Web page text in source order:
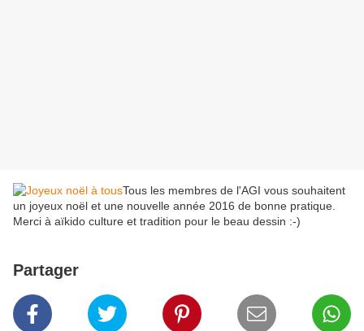
Tous les membres de l'AGI vous souhaitent
un joyeux noël et une nouvelle année 2016 de bonne pratique.
Merci à aïkido culture et tradition pour le beau dessin :-)
Partager